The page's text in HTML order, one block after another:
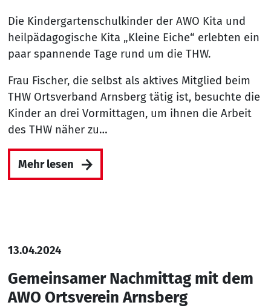
Die Kindergartenschulkinder der AWO Kita und
heilpädagogische Kita „Kleine Eiche“ erlebten ein
paar spannende Tage rund um die THW.
Frau Fischer, die selbst als aktives Mitglied beim
THW Ortsverband Arnsberg tätig ist, besuchte die
Kinder an drei Vormittagen, um ihnen die Arbeit
des THW näher zu…
Mehr lesen
13.04.2024
Gemeinsamer Nachmittag mit dem
AWO Ortsverein Arnsberg